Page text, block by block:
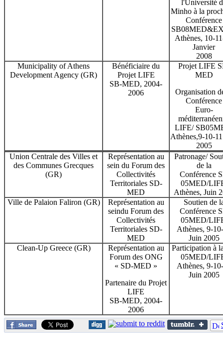
l'Université
Minho à la
Conférence
Athènes, 10-
Janvier
2008
Municipality of Athens
Development Agency (GR)
Bénéficiaire du
Projet LIFE
SB-MED, 2004-
2006
Projet LIFE
MED
Organisation
Conférence
Euro-
LIFE/
Athènes,9-10-
2005
Union Centrale des Villes et
des Communes Grecques
(GR)
Représentation au
sein du Forum des
Collectivités
Territoriales SD-
MED
Patronage/
de la
Conférence
05MED/
Athènes, Juin
Ville de Palaion Faliron (GR)
Représentation au
seindu Forum des
Collectivités
Territoriales SD-
MED
Soutien de
Conférence
05MED/
Athènes, 9-
Juin 2005
Clean-Up Greece (GR)
Représentation au
Forum des ONG
« SD-MED »
Partenaire du Projet
LIFE
SB-MED, 2004-
2006
Participation à
05MED/
Athènes, 9-
Juin 2005